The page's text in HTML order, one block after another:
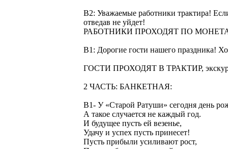
В2: Уважаемые работники трактира!
отведав не уйдет!
РАБОТНИКИ ПРОХОДЯТ ПО
В1: Дорогие гости нашего праздника!
ГОСТИ ПРОХОДЯТ В ТРАКТИР,
2 ЧАСТЬ: БАНКЕТНАЯ:
В1- У «Старой Ратуши» сегодня день
А такое случается не каждый год.
И будущее пусть ей везенье,
Удачу и успех пусть принесет!
Пусть прибыли усиливают рост,